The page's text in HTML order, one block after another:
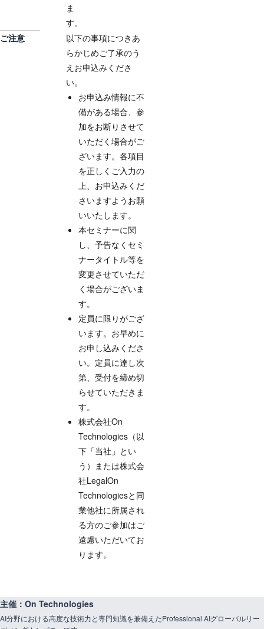
ま
す。
ご注意
以下の事項につきあ
らかじめご了承のう
えお申込みくださ
い。
お申込み情報に不
備がある場合、参
加をお断りさせて
いただく場合がご
ざいます。各項目
を正しくご入力の
上、お申込みくだ
さいますようお願
いいたします。
本セミナーに関
し、予告なくセミ
ナータイトル等を
変更させていただ
く場合がございま
す。
定員に限りがござ
います。お早めに
お申し込みくださ
い。定員に達し次
第、受付を締め切
らせていただきま
す。
株式会社On
Technologies（以
下「当社」とい
う）または株式会
社LegalOn
Technologiesと同
業他社に所属され
る方のご参加はご
遠慮いただいてお
ります。
主催：On Technologies
AI分野における高度な技術力と専門知識を兼備えたProfessional AIグローバルリー